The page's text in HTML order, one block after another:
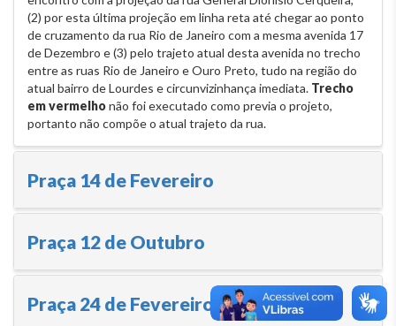
(2) por esta última projeção em linha reta até chegar ao ponto
de cruzamento da rua Rio de Janeiro com a mesma avenida 17
de Dezembro e (3) pelo trajeto atual desta avenida no trecho
entre as ruas Rio de Janeiro e Ouro Preto, tudo na região do
atual bairro de Lourdes e circunvizinhança imediata. Trecho
em vermelhonão foi executado como previa o projeto,
portanto não compõe o atual trajeto da rua.
Praça 14 de Fevereiro
Praça 12 de Outubro
Praça 24 de Fevereiro